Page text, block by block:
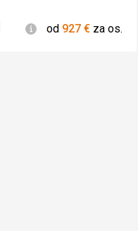
Informácie
od 927 € za os.